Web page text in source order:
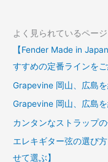
よく見られているページ
【Fender Made in
すすめの定番ラインを
Grapevine 岡山、広島
Grapevine 岡山、広島
カンタンなストラップの
エレキギター弦の選び
せて選ぶ】